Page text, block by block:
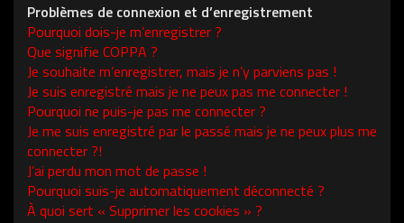
Problèmes de connexion et d’enregistrement
Pourquoi dois-je m’enregistrer ?
Que signifie COPPA ?
Je souhaite m’enregistrer, mais je n’y parviens pas !
Je suis enregistré mais je ne peux pas me connecter !
Pourquoi ne puis-je pas me connecter ?
Je me suis enregistré par le passé mais je ne peux plus me
connecter ?!
J’ai perdu mon mot de passe !
Pourquoi suis-je automatiquement déconnecté ?
À quoi sert « Supprimer les cookies » ?